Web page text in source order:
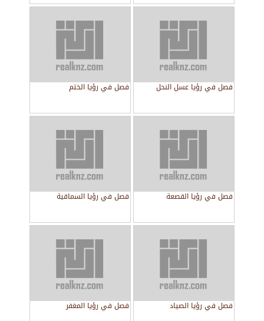
فصل في رؤيا عسل النحل فصل في رؤيا الختم
فصل في رؤيا القصعة فصل في رؤيا السماقية
فصل في رؤيا الصياد فصل في رؤيا المغفر